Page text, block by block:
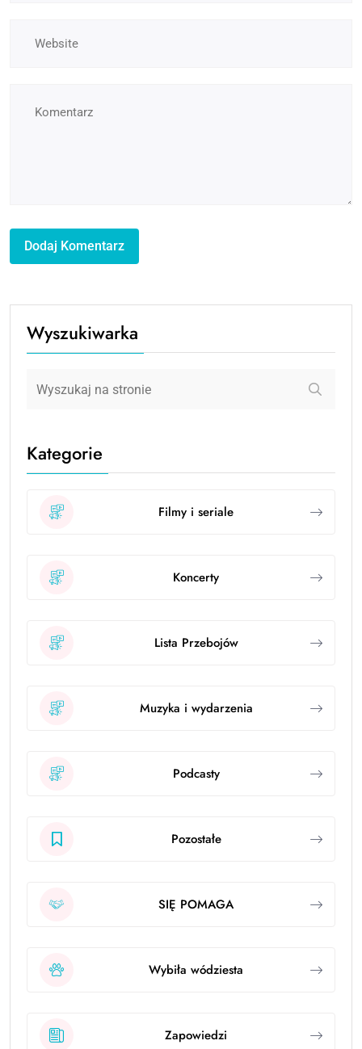
Wyszukiwarka
Kategorie
Filmy i seriale
Koncerty
Lista Przebojów
Muzyka i wydarzenia
Podcasty
Pozostałe
SIĘ POMAGA
Wybiła wódziesta
Zapowiedzi